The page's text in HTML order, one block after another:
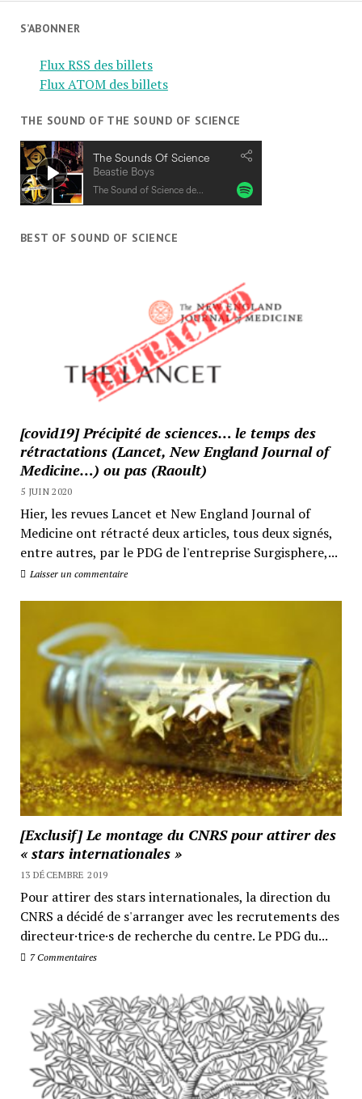
S’ABONNER
Flux RSS des billets
Flux ATOM des billets
THE SOUND OF THE SOUND OF SCIENCE
BEST OF SOUND OF SCIENCE
[covid19] Précipité de sciences… le temps des
rétractations (Lancet, New England Journal of
Medicine…) ou pas (Raoult)
5 JUIN 2020
Hier, les revues Lancet et New England Journal of
Medicine ont rétracté deux articles, tous deux signés,
entre autres, par le PDG de l'entreprise Surgisphere,...
Laisser un commentaire
[Exclusif] Le montage du CNRS pour attirer des
« stars internationales »
13 DÉCEMBRE 2019
Pour attirer des stars internationales, la direction du
CNRS a décidé de s'arranger avec les recrutements des
directeur·trice·s de recherche du centre. Le PDG du...
7 Commentaires